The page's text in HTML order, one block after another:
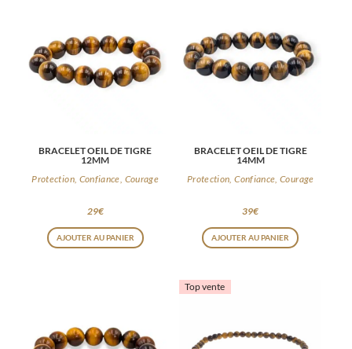
BRACELET OEIL DE TIGRE
12MM
Protection, Confiance, Courage
29€
AJOUTER AU PANIER
BRACELET OEIL DE TIGRE
14MM
Protection, Confiance, Courage
39€
AJOUTER AU PANIER
Top vente